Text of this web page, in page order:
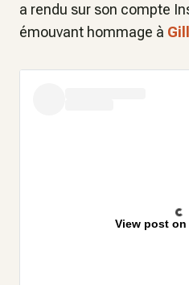
a rendu sur son compte
émouvant hommage à
View post on